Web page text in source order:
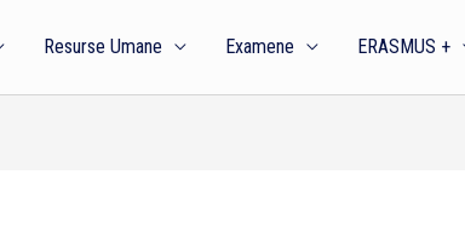
Resurse Umane Examene ERASMUS +